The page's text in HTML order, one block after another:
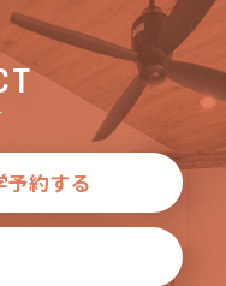
予約する